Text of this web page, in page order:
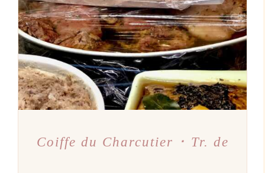
DÉTAILS
Coiffe du Charcutier ･ Tr. de